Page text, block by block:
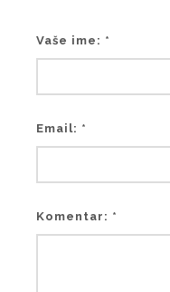
Vaše ime: *
Email: *
Komentar: *